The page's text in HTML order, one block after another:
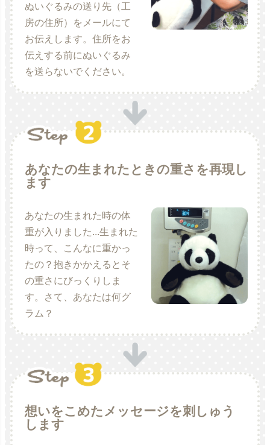
ぬいぐるみの送り先（工
房の住所）をメールにて
お伝えします。住所をお
伝えする前にぬいぐるみ
を送らないでください。
あなたの生まれたときの重さを再現し
ます
あなたの生まれた時の体
重が入りました...生まれた
時って、こんなに重かっ
たの？抱きかかえるとそ
の重さにびっくりしま
す。さて、あなたは何グ
ラム？
想いをこめたメッセージを刺しゅう
します